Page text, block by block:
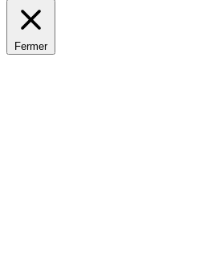
Fermer